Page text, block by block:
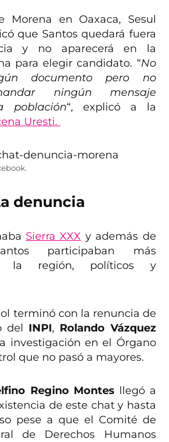
Morena en Oaxaca, Sesul
que Santos quedará fuera
y no aparecerá en la
para elegir candidato. “No
documento pero no
ningún mensaje
población“, explicó a la
Uresti.
denuncia
Sierra XXX y además de
participaban más
la región, políticos y
terminó con la renuncia de
del INPI, Rolando Vázquez
investigación en el Órgano
que no pasó a mayores.
Regino Montes llegó a
de este chat y hasta
pese a que el Comité de
de Derechos Humanos